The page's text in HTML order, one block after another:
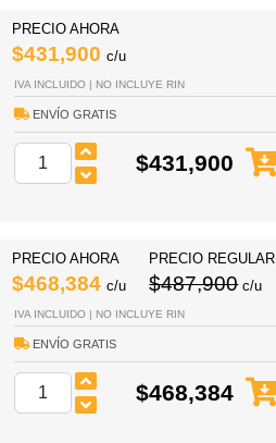
PRECIO AHORA
$431,900 c/u
IVA INCLUIDO | NO INCLUYE RIN
ENVÍO GRATIS
$431,900
PRECIO AHORA
$468,384 c/u
PRECIO REGULAR
$487,900c/u
IVA INCLUIDO | NO INCLUYE RIN
ENVÍO GRATIS
$468,384